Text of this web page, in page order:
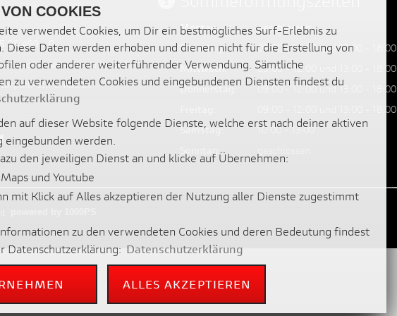
98 499 - 0
schrembs.de/
schrembs.de
Montag:
geschlossen
Dienstag:
09:00 - 12:00 und 13:00 - 18:00
Mittwoch:
09:00 - 12:00 und 13:00 - 18:00
Donnerstag:
09:00 - 12:00 und 13:00 - 18:00
09:00 - 12:00 und 13:00 - 18:00
Samstag:
10:00 - 13:00
COOKIES
verwendet Cookies, um Dir ein bestmögliches Surf-Erlebnis zu
Diese Daten werden erhoben und dienen nicht für die Erstellung von
oder anderer weiterführender Verwendung. Sämtliche
zu verwendeten Cookies und eingebundenen Diensten findest du
auf dieser Website folgende Dienste, welche erst nach deiner aktiven
eingebunden werden.
den jeweiligen Dienst an und klicke auf Übernehmen:
und Youtube
mit Klick auf Alles akzeptieren der Nutzung aller Dienste zugestimmt
zu den verwendeten Cookies und deren Bedeutung findest
Datenschutzerklärung: Datenschutzerklärung
ALLES AKZEPTIEREN